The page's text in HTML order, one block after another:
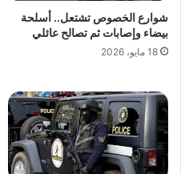
شوارع الخصوص تشتعل.. أسلحة
بيضاء وإصابات ثم تصالح عائلي
18 مايو، 2026